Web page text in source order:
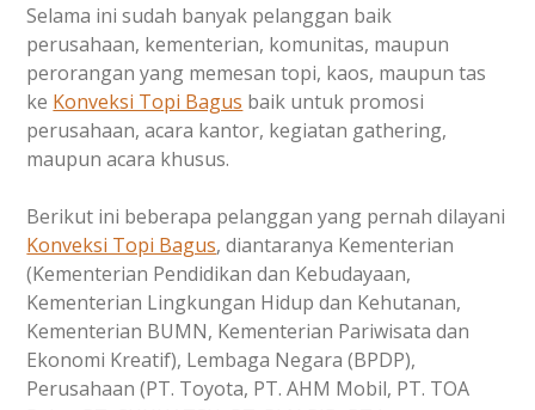
Selama ini sudah banyak pelanggan baik
perusahaan, kementerian, komunitas, maupun
perorangan yang memesan topi, kaos, maupun tas
ke Konveksi Topi Bagus baik untuk promosi
perusahaan, acara kantor, kegiatan gathering,
maupun acara khusus.
Berikut ini beberapa pelanggan yang pernah dilayani
Konveksi Topi Bagus, diantaranya Kementerian
(Kementerian Pendidikan dan Kebudayaan,
Kementerian Lingkungan Hidup dan Kehutanan,
Kementerian BUMN, Kementerian Pariwisata dan
Ekonomi Kreatif), Lembaga Negara (BPDP),
Perusahaan (PT. Toyota, PT. AHM Mobil, PT. TOA